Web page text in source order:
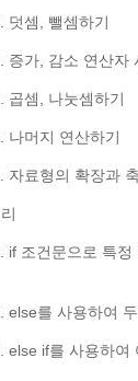
덧셈, 뺄셈하기
증가, 감소 연산자
곱셈, 나눗셈하기
나머지 연산하기
자료형의 확장과
if 조건문으로 특정
else를 사용하여
else if를 사용하여